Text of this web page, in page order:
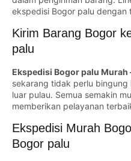
ekspedisi Bogor palu dengan
Kirim Barang Bogor
palu
Ekspedisi Bogor palu Murah
sekarang tidak perlu
luar pulau. Semua semakin
memberikan pelayanan
Ekspedisi Murah
Bogor palu